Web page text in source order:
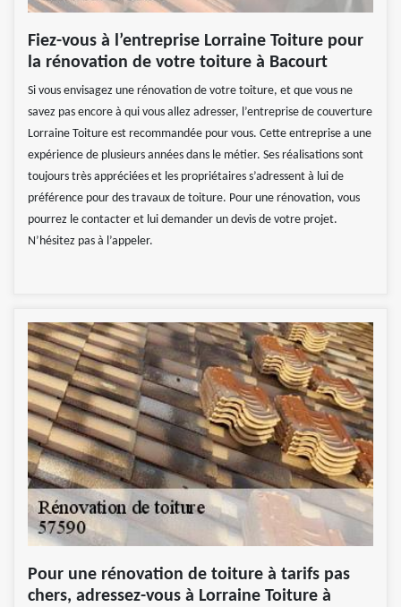
Fiez-vous à l’entreprise Lorraine Toiture pour
la rénovation de votre toiture à Bacourt
Si vous envisagez une rénovation de votre toiture, et que vous ne
savez pas encore à qui vous allez adresser, l’entreprise de couverture
Lorraine Toiture est recommandée pour vous. Cette entreprise a une
expérience de plusieurs années dans le métier. Ses réalisations sont
toujours très appréciées et les propriétaires s’adressent à lui de
préférence pour des travaux de toiture. Pour une rénovation, vous
pourrez le contacter et lui demander un devis de votre projet.
N’hésitez pas à l’appeler.
Pour une rénovation de toiture à tarifs pas
chers, adressez-vous à Lorraine Toiture à